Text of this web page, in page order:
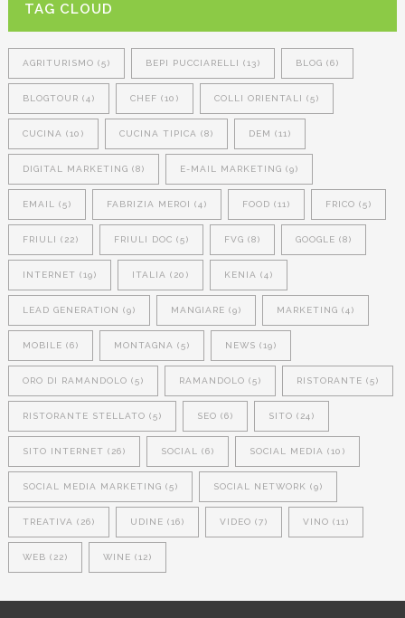
TAG CLOUD
AGRITURISMO (5) BEPI PUCCIARELLI (13) BLOG (6)
BLOGTOUR (4) CHEF (10) COLLI ORIENTALI (5)
CUCINA (10) CUCINA TIPICA (8) DEM (11)
DIGITAL MARKETING (8) E-MAIL MARKETING (9)
EMAIL (5) FABRIZIA MEROI (4) FOOD (11) FRICO (5)
FRIULI (22) FRIULI DOC (5) FVG (8) GOOGLE (8)
INTERNET (19) ITALIA (20) KENIA (4)
LEAD GENERATION (9) MANGIARE (9) MARKETING (4)
MOBILE (6) MONTAGNA (5) NEWS (19)
ORO DI RAMANDOLO (5) RAMANDOLO (5) RISTORANTE (5)
RISTORANTE STELLATO (5) SEO (6) SITO (24)
SITO INTERNET (26) SOCIAL (6) SOCIAL MEDIA (10)
SOCIAL MEDIA MARKETING (5) SOCIAL NETWORK (9)
TREATIVA (26) UDINE (16) VIDEO (7) VINO (11)
WEB (22) WINE (12)